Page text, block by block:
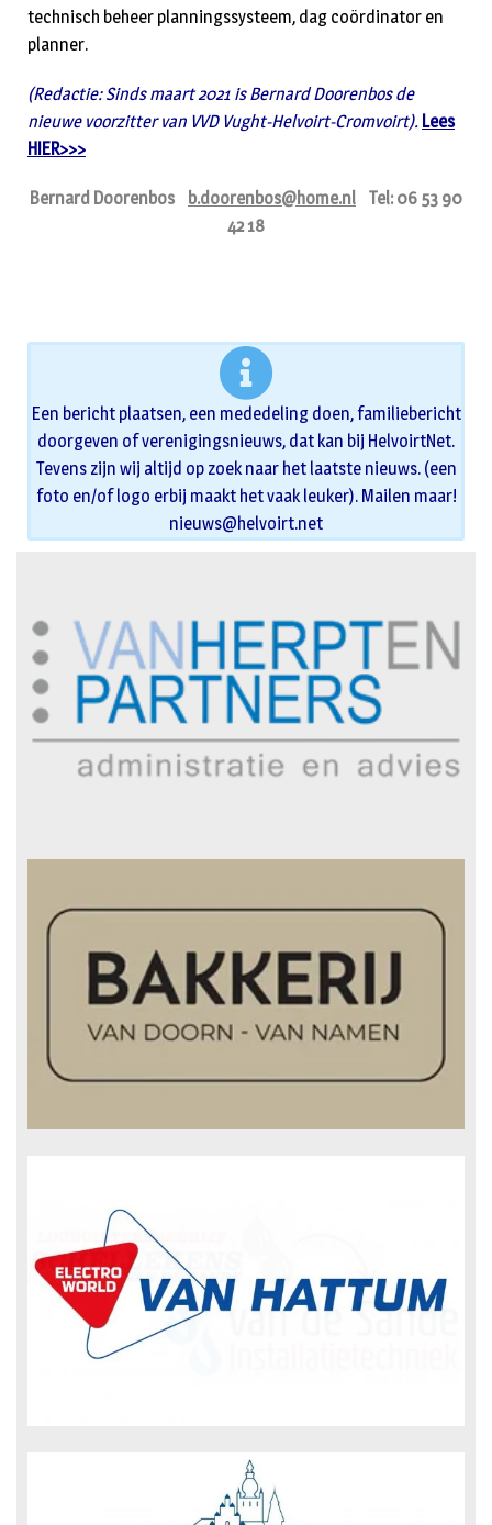
technisch beheer planningssysteem, dag coördinator en
planner.
(Redactie: Sinds maart 2021 is Bernard Doorenbos de
nieuwe voorzitter van VVD Vught-Helvoirt-Cromvoirt). Lees
HIER>>>
Bernard Doorenbos b.doorenbos@home.nl Tel: 06 53 90
42 18
Een bericht plaatsen, een mededeling doen, familiebericht
doorgeven of verenigingsnieuws, dat kan bij HelvoirtNet.
Tevens zijn wij altijd op zoek naar het laatste nieuws. (een
foto en/of logo erbij maakt het vaak leuker). Mailen maar!
nieuws@helvoirt.net